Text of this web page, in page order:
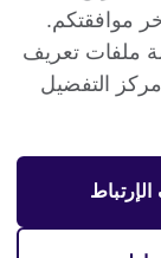
موافقتكم.
ملفات تعريف
التفضيل